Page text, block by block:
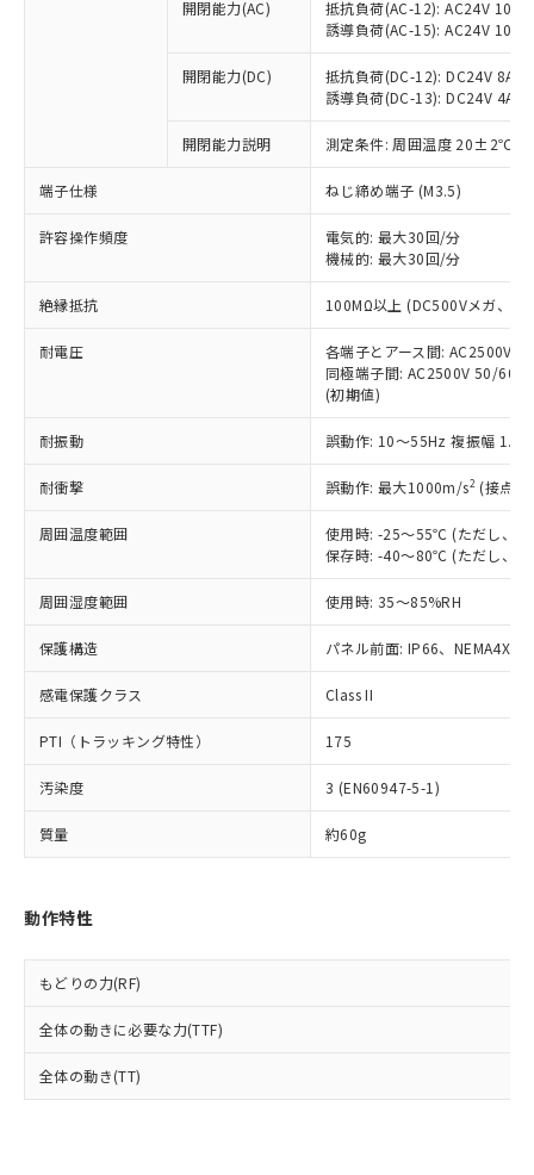
開閉能力(AC)
抵抗負荷(AC-12): AC24V 10A/
誘導負荷(AC-15): AC24V
開閉能力(DC)
抵抗負荷(DC-12): DC24V 8A/
誘導負荷(DC-13): DC24V 4A/
開閉能力説明 測定条件: 周囲温度 20±2℃、
端子仕様 ねじ締め端子 (M3.5)
許容操作頻度
電気的: 最大30回/分
機械的: 最大30回/分
絶縁抵抗 100MΩ以上 (DC500Vメガ、点
耐電圧
各端子とアース間: AC2500V
同極端子間: AC2500V 50/
(初期値)
耐振動 誤動作: 10～55Hz 複振幅
耐衝撃 誤動作: 最大1000m/s2 (接点
周囲温度範囲
使用時: -25～55℃ (ただし、氷
保存時: -40～80℃ (ただし、氷
周囲湿度範囲 使用時: 35～85%RH
保護構造 パネル前面: IP66、NEMA4X,
感電保護クラス Class II
PTI（トラッキング特性） 175
汚染度 3 (EN60947-5-1)
質量 約60g
動作特性
もどりの力(RF)
全体の動きに必要な力(TTF)
全体の動き(TT)
本サービスは、当社制御機器事業取扱
商品の当社在庫状況および標準価格
(税抜)を提供させていただくもので
当社制御機器事業取扱商品の中には、
本サービスの対象外となる商品もある
ことをご了承ください。
在庫状況および標準価格照会結果は、
記載している更新日時点での社内デー
タに基づき作成されるものであり、閲
覧された時点での実際の在庫および標
準価格とは異なる場合があることをご
正式な納期状況および標準価格はお客
様のお取引先、またはお客様担当のオ
ムロン制御機器販売店・当社販売員に
オムロン制御機器販売店や当社販売拠
販売ネットワーク
」をご確認
在庫状況および標準価格結果を当社の
示しないようお願いします。
マイパーツ機能（部品リスト作成サー
ビス）をご利用いただくには、I-Web
メンバーズにご登録されている必要が
あります。
お客様が当ウェブサイト上で当社にご
登録された部品リストについて、当社
および当社の共同利用者が、当社の製
品・サービスに関するお客様との取
定はありません。
調査・確認中：EU RoHS指令（10物質）の
非含有の対応状況を調査中または確認中の
非該当品：ライセンス料など無形物で、有
害物質有無と関係のない商品です。
仕入先様の事情により、非含有部品として
いたものが、含有品と判明した場合などや
むを得ず変更することがあります。
六価クロム(Cr(Ⅵ)) 1000ppm以下、ポリ臭化ビフェニル
類(PBB) 1000ppm以下、ポリ臭化ジフェニルエーテル類
(PBDE) 1000ppm以下、フタル酸ビス(2-エチルヘキシ
ル) (DEHP)(別名：DOP) 1000ppm以下、フタル酸ブチ
ルベンジル（BBP） 1000ppm以下、フタル酸ジブチル
（DBP） 1000ppm以下、フタル酸ジイソブチル
但し、RoHS指令で産業用監視および制御機器に対する
図的な使用がないことを確認しています。
部品在庫の切り替え状況などにより、予定
※3 非含有証明書ダウンロード
下記の非含有証明書をダウンロードするこ
EU RoHS指令（10物質）の非含有証明書
ものではありません。
また、RoHS指令のフタル酸エステル類４
荷製品に未対応品が混在することから備考
既に当社にて対応品への在庫切替を完了
「○」：最大均質材料含有率が中国RoHSの
「×」：最大均質材料含有率が中国RoHSの
基準値を超えていることを示します。
「－」：未確認です。当社販売部門へお問
い合わせください。
*中国RoHS10物質の基準値 (GB/T26572)：
Pb(鉛) :1000ppm、 Hg(水銀) : 1000ppm、 Cd(カドミウ
ム) : 100ppm、
Cr(Ⅵ)(六価クロム) : 1000ppm、 PBBs(ポリ臭化ビフェ
ニル類) : 1000ppm、 PBDEs(ポリ臭化ジフェニルエーテ
DBP(フタル酸ジブチル) : 1000ppm、 DIBP(フタル酸ジ
イソブチル) : 1000ppm、 BBP(フタル酸ブチルベンジ
DEHP(フタル酸ビス(2-エチルヘキシル)) : 1000ppm
「ｅ」：有害物質（10物質）のすべてが基
準値以下であることを示します。
「10」：通常の使用状況下において有害物
及ぼさない年数を意味します。
「－」：未確認です。当社販売部門へお問
当社は、これら貴社製品のうち、外国
為替および外国貿易法に定める商品
（以下｢規制貨物等」という）を輸出
または国外への提供する場合は、日本
国政府の輸出許可(または役務取引許
可)を取得するなどの必要な手続きを
当社は規制貨物を破棄する場合は、完
全に破砕するなど、違法に輸出されな
いよう必要な手段を講じます。
当社は貴社製品を、核兵器、ミサイ
ル、化学兵器、生物兵器またはその他
武器並びにこれらの製造装置等に一切
当社は、貴社製品を第三者に販売する
場合は、上記1、2および3の内容を当
該第三者に通知します。また当社は、
販売先および販売に係わる関係者が違
法に輸出するおそれがある場合は、取
キャンセル
一定数以上の在庫あり
一定数には満たないが在庫あり
在庫なし(最新の在庫状況につ
いては、お客様のお取引先、ま
たはお客様担当のオムロン制御
機器販売店・当社販売員にご確
受注生産機種、また在庫状況の
情報を公開していない機種